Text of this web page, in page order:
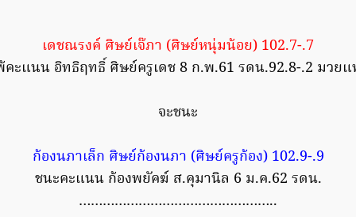
เดชณรงค์ ศิษย์เจ๊ภา (ศิษย์หนุ่มน้อย) 102.7-.7
ะแนน อิทธิฤทธิ์ ศิษย์ครูเดช 8 ก.พ.61 รดน.92.8-.2 มวย
จะชนะ
ก้องนภาเล็ก ศิษย์ก้องนภา (ศิษย์ครูก้อง) 102.9-.9
ชนะคะแนน ก้องพยัคฆ์ ส.คุมานิล 6 ม.ค.62 รดน.
…………………………………………..